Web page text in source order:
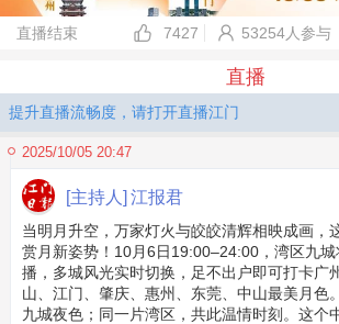
直播结束 7427 53254人参与
直播
提升直播流畅度，请打开直播江门
2025/10/05 20:47
[主持人] 江报君
当明月升空，万家灯火与皎皎清辉相映成画，
赏月新姿势！10月6日19:00–24:00，湾区九
播，多城风光实时切换，足不出户即可打卡广
山、江门、肇庆、惠州、东莞、中山最美月色
九城夜色；同一片湾区，共此温情时刻。这个